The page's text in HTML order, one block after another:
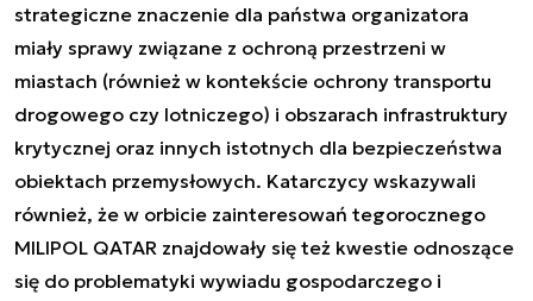
strategiczne znaczenie dla państwa organizatora
miały sprawy związane z ochroną przestrzeni w
miastach (również w kontekście ochrony transportu
drogowego czy lotniczego) i obszarach infrastruktury
krytycznej oraz innych istotnych dla bezpieczeństwa
obiektach przemysłowych. Katarczycy wskazywali
również, że w orbicie zainteresowań tegorocznego
MILIPOL QATAR znajdowały się też kwestie odnoszące
się do problematyki wywiadu gospodarczego i